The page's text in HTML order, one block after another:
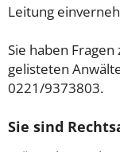
Leitung
Sie haben
gelisteten
0221/9373803.
Sie sind